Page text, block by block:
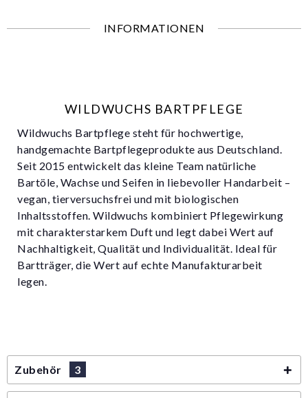
INFORMATIONEN
WILDWUCHS BARTPFLEGE
Wildwuchs Bartpflege steht für hochwertige,
handgemachte Bartpflegeprodukte aus Deutschland.
Seit 2015 entwickelt das kleine Team natürliche
Bartöle, Wachse und Seifen in liebevoller Handarbeit –
vegan, tierversuchsfrei und mit biologischen
Inhaltsstoffen. Wildwuchs kombiniert Pflegewirkung
mit charakterstarkem Duft und legt dabei Wert auf
Nachhaltigkeit, Qualität und Individualität. Ideal für
Bartträger, die Wert auf echte Manufakturarbeit
legen.
Zubehör 3